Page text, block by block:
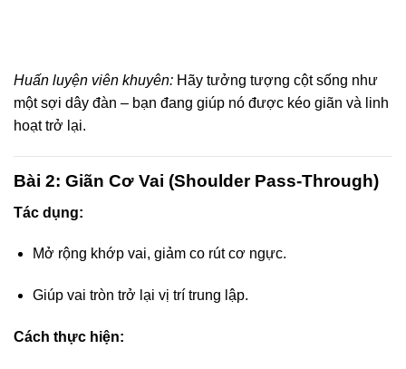
Huấn luyện viên khuyên: Hãy tưởng tượng cột sống như
một sợi dây đàn – bạn đang giúp nó được kéo giãn và linh
hoạt trở lại.
Bài 2: Giãn Cơ Vai (Shoulder Pass-Through)
Tác dụng:
Mở rộng khớp vai, giảm co rút cơ ngực.
Giúp vai tròn trở lại vị trí trung lập.
Cách thực hiện: